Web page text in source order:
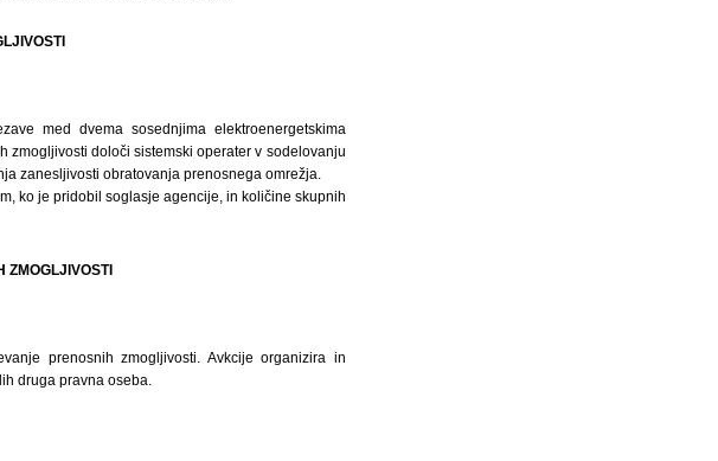
med dvema sosednjima elektroenergetskima
zmogljivosti določi sistemski operater v sodelovanju
zanesljivosti obratovanja prenosnega omrežja.
ko je pridobil soglasje agencije, in količine skupnih
ZMOGLJIVOSTI
prenosnih zmogljivosti. Avkcije organizira in
druga pravna oseba.